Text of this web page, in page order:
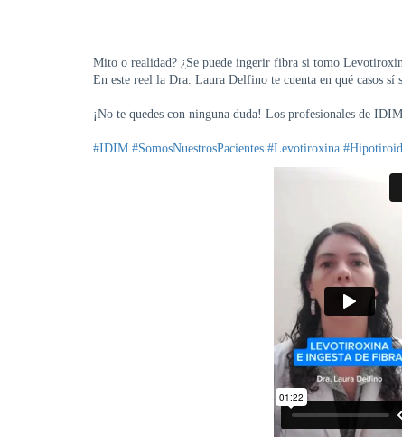
Mito o realidad? ¿Se puede ingerir fibra si tomo
En este reel la Dra. Laura Delfino te cuenta en qué casos sí
¡No te quedes con ninguna duda! Los profesionales de
#IDIM #SomosNuestrosPacientes #Levotiroxina